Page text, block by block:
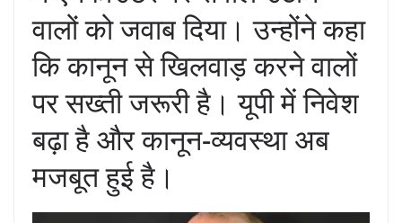
वालों को जवाब दिया। उन्होंने कहा
कि कानून से खिलवाड़ करने वालों
पर सख्ती जरूरी है। यूपी में निवेश
बढ़ा है और कानून-व्यवस्था अब
मजबूत हुई है।